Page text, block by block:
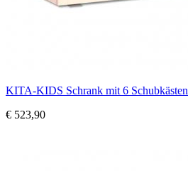
KITA-KIDS Schrank mit 6 Schubkästen
€ 523,90